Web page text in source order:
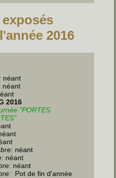
2016
néant
néant
2016
"PORTES
néant
néant
néant
Pot de fin d'année